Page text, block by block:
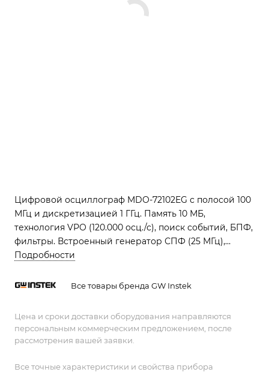
Цифровой осциллограф MDO-72102EG с полосой 100
МГц и дискретизацией 1 ГГц. Память 10 МБ,
технология VPO (120.000 осц./с), поиск событий, БПФ,
фильтры. Встроенный генератор СПФ (25 МГц),
декодирование шин. Регистратор данных до 1000 ч.
Подробности
Все товары бренда GW Instek
Цена и сроки доставки оборудования направляются
персональным коммерческим предложением, после
рассмотрения вашей заявки.
Все точные характеристики и свойства прибора